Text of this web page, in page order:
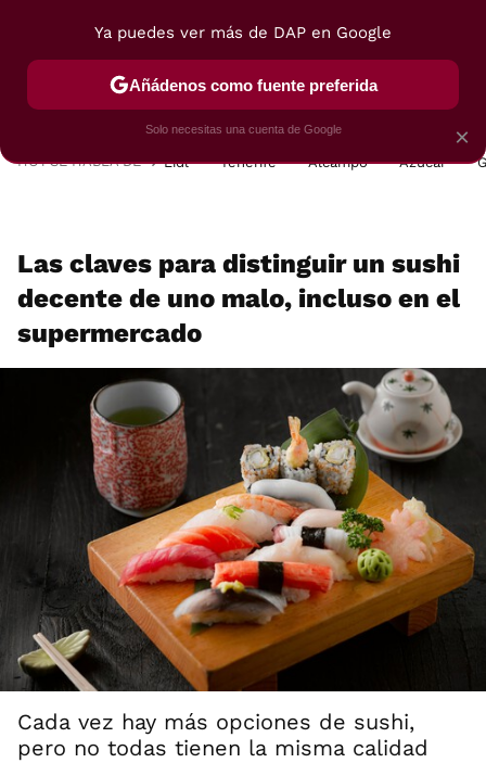
POSTRES VIAJES SELECCIÓN VEGUI
HOY SE HABLA DE Lidl Tenerife Alcampo Azúcar
Las claves para distinguir un sushi
decente de uno malo, incluso en el
supermercado
Cada vez hay más opciones de sushi,
pero no todas tienen la misma calidad
×
Ya puedes ver más de DAP en Google
Añádenos como fuente preferida
Solo necesitas una cuenta de Google